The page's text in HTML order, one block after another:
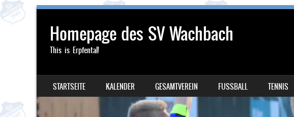
Homepage des SV Wachbach
This is Erpfental!
MENU
SKIP TO CONTENT
STARTSEITE KALENDER GESAMTVEREIN FUSSBALL TENNIS